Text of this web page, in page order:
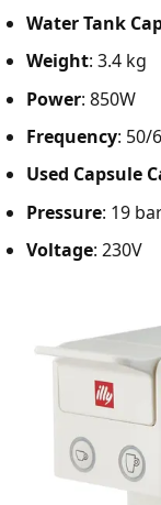
Water Tank
Weight: 3.4 kg
Power: 850W
Frequency: 50/
Used Capsule
Pressure: 19
Voltage: 230V